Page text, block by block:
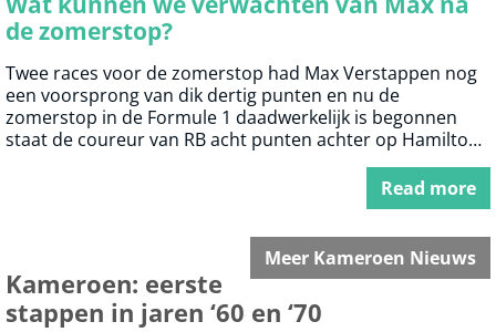
de zomerstop?
Twee races voor de zomerstop had Max Verstappen nog
een voorsprong van dik dertig punten en nu de
zomerstop in de Formule 1 daadwerkelijk is begonnen
staat de coureur van RB acht punten achter op Hamilton.
Iedereen weet hoe dit is gekomen en eigenlijk hebben we
weinig zin om dit nog op te rakelen. We kijken liever
vooruit naar wat we nog mogen verwachten van Max die
Read more
Meer Kameroen Nieuws
Kameroen: eerste
stappen in jaren ‘60 en ‘70